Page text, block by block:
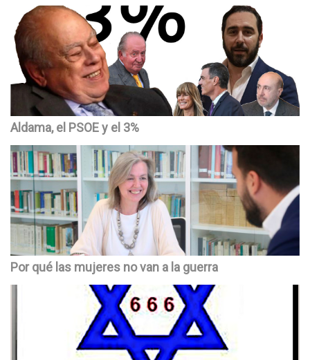
Aldama, el PSOE y el 3%
Por qué las mujeres no van a la guerra